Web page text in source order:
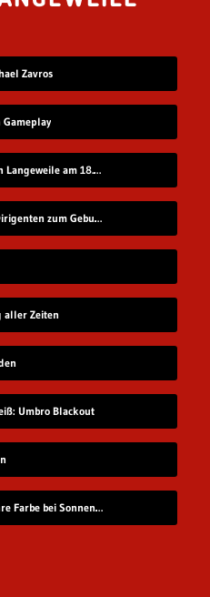
Zavros
23 „Kleinigkeiten“ gegen Langeweile am 18.07.2021
Orchester überraschen Dirigenten zum Geburtstag
aller Zeiten
Umbro Blackout
Diese Sneaker ändern ihre Farbe bei Sonnenlicht-Einstrahlung